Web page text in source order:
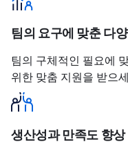
팀의 요구에 맞춘 다
팀의 구체적인 필요에
위한 맞춤 지원을 받으
생산성과 만족도 향상